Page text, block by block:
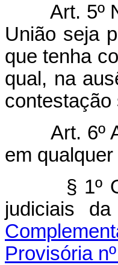
Art. 5º
União seja
que tenha
qual, na
contestação
Art. 6º A
em
§ 1º O
judiciais
Provisória